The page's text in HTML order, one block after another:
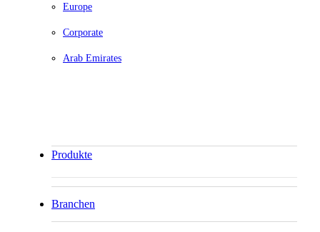
Europe
Corporate
Arab Emirates
Produkte
Branchen